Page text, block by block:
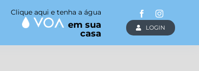
Clique aqui e tenha a água
em sua
casa
LOGIN